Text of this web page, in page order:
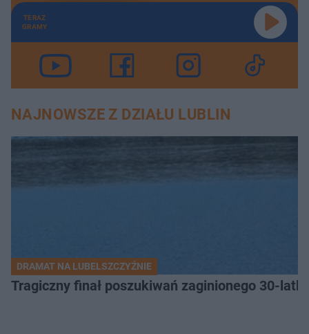
TERAZ
GRAMY
NAJNOWSZE Z DZIAŁU LUBLIN
DRAMAT NA LUBELSZCZYŹNIE
Tragiczny finał poszukiwań zaginionego 30-